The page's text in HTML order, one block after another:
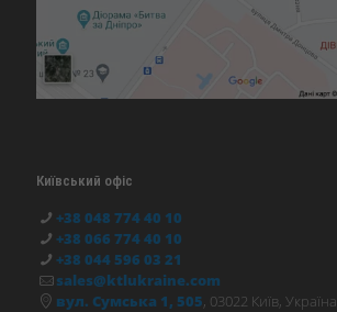
Київський офіс
+38 048 774 40 10
+38 066 774 40 10
+38 044 596 03 21
sales@ktlukraine.com
вул. Сумська 1, 505, 03022 Київ, Україна